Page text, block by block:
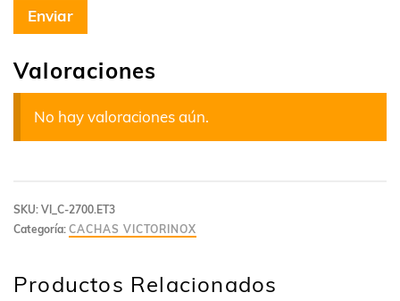
Valoraciones
No hay valoraciones aún.
SKU: VI_C-2700.ET3
Categoría: CACHAS VICTORINOX
Productos Relacionados